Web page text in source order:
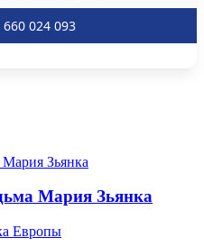
660 024 093
Мария Зьянка